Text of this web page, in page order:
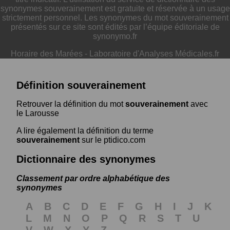
synonymes souverainement est gratuite et réservée à un usage
strictement personnel. Les synonymes du mot souverainement
présentés sur ce site sont édités par l’équipe éditoriale de
synonymo.fr
Horaire des Marées - Laboratoire d'Analyses Médicales.fr
Définition souverainement
Retrouver la définition du motsouverainement avec
le Larousse
A lire également la définition du terme
souverainement sur le ptidico.com
Dictionnaire des synonymes
Classement par ordre alphabétique des
synonymes
A B C D E F G H I J
K
L
M N O P Q R S T
U